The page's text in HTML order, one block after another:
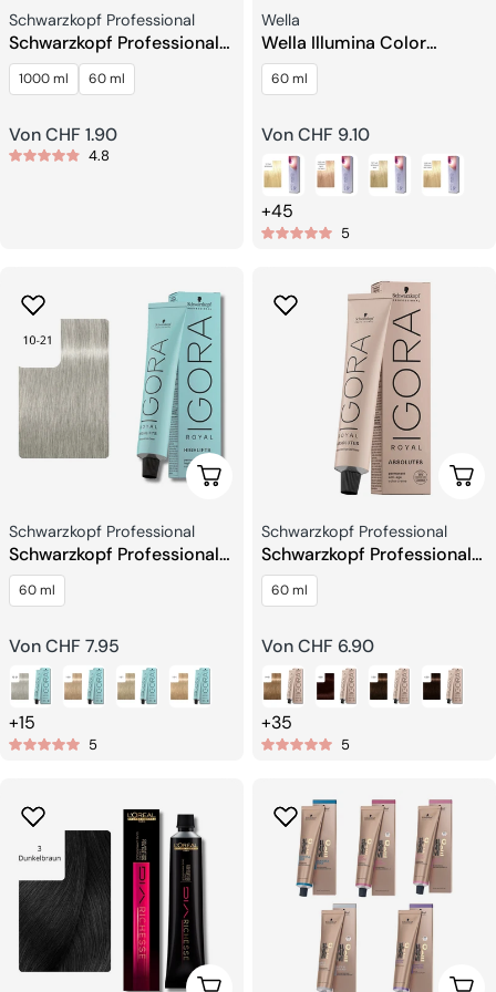
Verkäufer:
Schwarzkopf Professional
Schwarzkopf Professional
BlondMe Premium
Entwickler
1000 ml 60 ml
Regulärer
Preis
Von CHF 1.90
4.8
Verkäufer:
Wella
Wella Illumina Color
Haarfarbe
60 ml
Regulärer
Preis
Von CHF 9.10
+45
5
Wählen Sie Optionen
Verkäufer:
Schwarzkopf Professional
Schwarzkopf Professional
Igora Royal Highlifts
Permanente
60 ml
Regulärer
Preis
Von CHF 7.95
+15
5
Verkäufer:
Schwarzkopf Professional
Schwarzkopf Professional
Igora Royal Absolutes
Farbcreme
60 ml
Regulärer
Preis
Von CHF 6.90
+35
5
Wählen Sie Optionen